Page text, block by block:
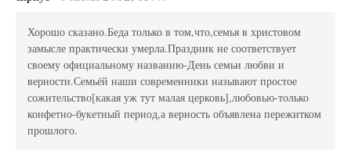
Хорошо сказано.Беда только в том,что,семья в христовом
замысле практически умерла.Праздник не соответствует
своему официальному названию-День семьи любви и
верности.Семьёй наши современники называют простое
сожительство[какая уж тут малая церковь],любовью-только
конфетно-букетный период,а верность объявлена пережитком
прошлого.